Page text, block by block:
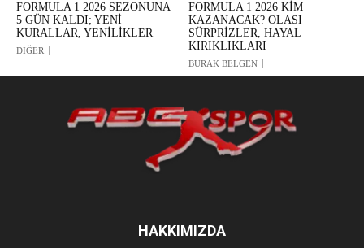
FORMULA 1 2026 SEZONUNA
5 GÜN KALDI; YENİ
KURALLAR, YENİLİKLER
DİĞER
FORMULA 1 2026 KİM
KAZANACAK? OLASI
SÜRPRİZLER, HAYAL
KIRIKLIKLARI
BURAK BELGEN
HAKKIMIZDA